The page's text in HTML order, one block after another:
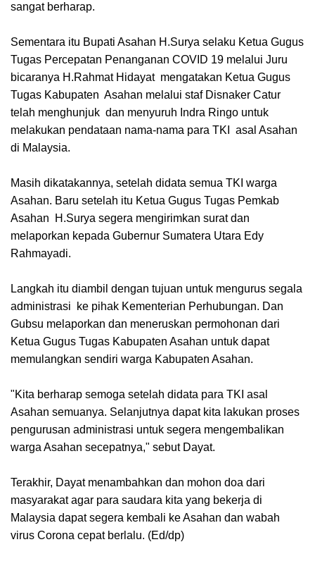
sangat berharap.
Sementara itu Bupati Asahan H.Surya selaku Ketua Gugus
Tugas Percepatan Penanganan COVID 19 melalui Juru
bicaranya H.Rahmat Hidayat mengatakan Ketua Gugus
Tugas Kabupaten Asahan melalui staf Disnaker Catur
telah menghunjuk dan menyuruh Indra Ringo untuk
melakukan pendataan nama-nama para TKI asal Asahan
di Malaysia.
Masih dikatakannya, setelah didata semua TKI warga
Asahan. Baru setelah itu Ketua Gugus Tugas Pemkab
Asahan H.Surya segera mengirimkan surat dan
melaporkan kepada Gubernur Sumatera Utara Edy
Rahmayadi.
Langkah itu diambil dengan tujuan untuk mengurus segala
administrasi ke pihak Kementerian Perhubungan. Dan
Gubsu melaporkan dan meneruskan permohonan dari
Ketua Gugus Tugas Kabupaten Asahan untuk dapat
memulangkan sendiri warga Kabupaten Asahan.
"Kita berharap semoga setelah didata para TKI asal
Asahan semuanya. Selanjutnya dapat kita lakukan proses
pengurusan administrasi untuk segera mengembalikan
warga Asahan secepatnya," sebut Dayat.
Terakhir, Dayat menambahkan dan mohon doa dari
masyarakat agar para saudara kita yang bekerja di
Malaysia dapat segera kembali ke Asahan dan wabah
virus Corona cepat berlalu. (Ed/dp)